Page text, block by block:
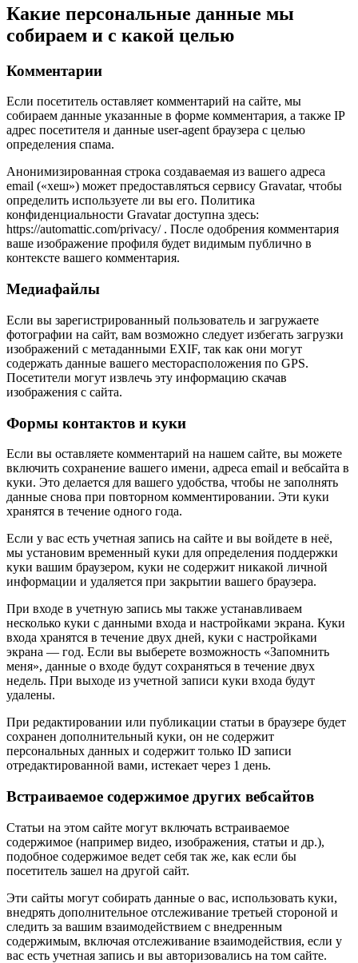
Какие персональные данные мы
собираем и с какой целью
Комментарии
Если посетитель оставляет комментарий на сайте, мы
собираем данные указанные в форме комментария, а также IP
адрес посетителя и данные user-agent браузера с целью
определения спама.
Анонимизированная строка создаваемая из вашего адреса
email («хеш») может предоставляться сервису Gravatar, чтобы
определить используете ли вы его. Политика
конфиденциальности Gravatar доступна здесь:
https://automattic.com/privacy/ . После одобрения комментария
ваше изображение профиля будет видимым публично в
контексте вашего комментария.
Медиафайлы
Если вы зарегистрированный пользователь и загружаете
фотографии на сайт, вам возможно следует избегать загрузки
изображений с метаданными EXIF, так как они могут
содержать данные вашего месторасположения по GPS.
Посетители могут извлечь эту информацию скачав
изображения с сайта.
Формы контактов и куки
Если вы оставляете комментарий на нашем сайте, вы можете
включить сохранение вашего имени, адреса email и вебсайта в
куки. Это делается для вашего удобства, чтобы не заполнять
данные снова при повторном комментировании. Эти куки
хранятся в течение одного года.
Если у вас есть учетная запись на сайте и вы войдете в неё,
мы установим временный куки для определения поддержки
куки вашим браузером, куки не содержит никакой личной
информации и удаляется при закрытии вашего браузера.
При входе в учетную запись мы также устанавливаем
несколько куки с данными входа и настройками экрана. Куки
входа хранятся в течение двух дней, куки с настройками
экрана — год. Если вы выберете возможность «Запомнить
меня», данные о входе будут сохраняться в течение двух
недель. При выходе из учетной записи куки входа будут
удалены.
При редактировании или публикации статьи в браузере будет
сохранен дополнительный куки, он не содержит
персональных данных и содержит только ID записи
отредактированной вами, истекает через 1 день.
Встраиваемое содержимое других вебсайтов
Статьи на этом сайте могут включать встраиваемое
содержимое (например видео, изображения, статьи и др.),
подобное содержимое ведет себя так же, как если бы
посетитель зашел на другой сайт.
Эти сайты могут собирать данные о вас, использовать куки,
внедрять дополнительное отслеживание третьей стороной и
следить за вашим взаимодействием с внедренным
содержимым, включая отслеживание взаимодействия, если у
вас есть учетная запись и вы авторизовались на том сайте.